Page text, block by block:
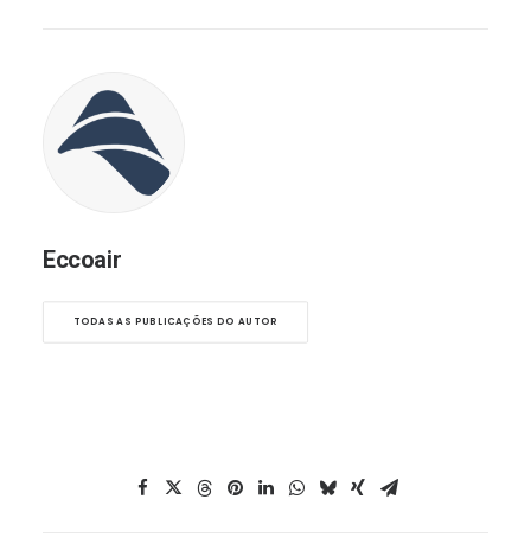
Eccoair
TODAS AS PUBLICAÇÕES DO AUTOR